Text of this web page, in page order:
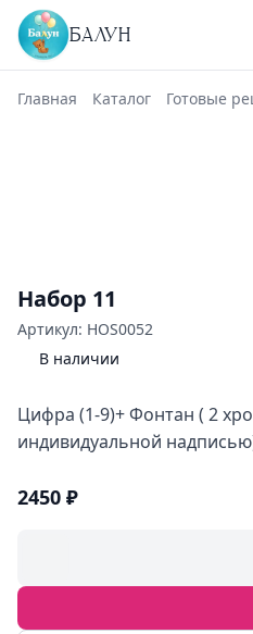
БАЛУН
Главная Каталог Готовые
Набор 11
Артикул: HOS0052
В наличии
Цифра (1-9)+ Фонтан ( 2
индивидуальной
2450 ₽